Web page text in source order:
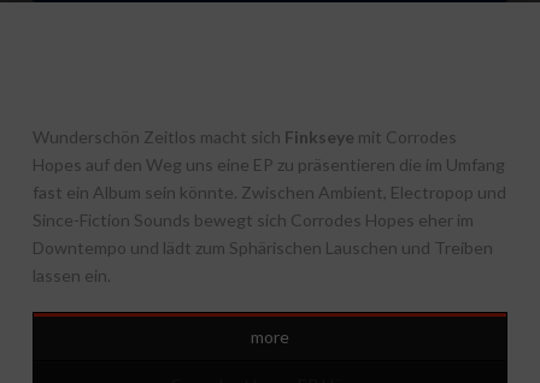
Wunderschön Zeitlos macht sich Finkseye mit Corrodes
Hopes auf den Weg uns eine EP zu präsentieren die im Umfang
fast ein Album sein könnte. Zwischen Ambient, Electropop und
Since-Fiction Sounds bewegt sich Corrodes Hopes eher im
Downtempo und lädt zum Sphärischen Lauschen und Treiben
lassen ein.
more